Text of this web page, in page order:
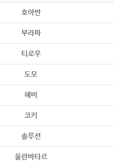
호아반
부라파
티로우
도모
헤비
코키
솔루션
울란바타르